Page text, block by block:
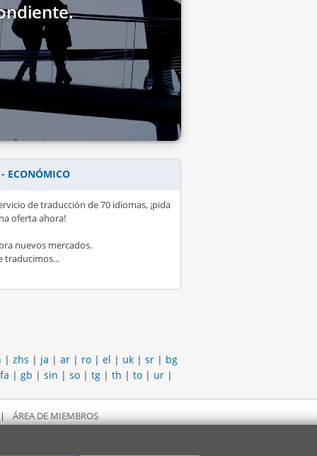
ECONÓMICO
de traducción de 70 idiomas, ¡pida
oferta ahora!
nuevos mercados.
traducimos...
| zhs | ja | ar | ro | el | uk | sr | bg
fa | gb | sin | so | tg | th | to | ur |
ÁREA DE MIEMBROS